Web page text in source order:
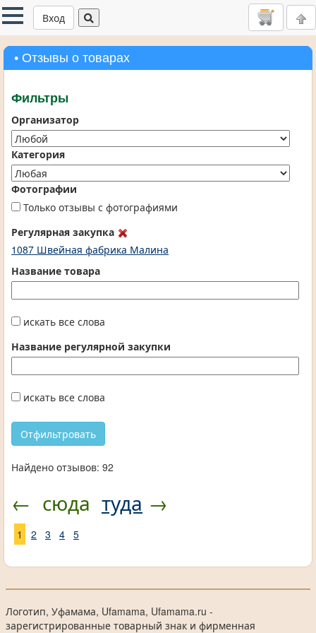
Вход
• Отзывы о товарах
Фильтры
Организатор
Категория
Фотографии
Только отзывы с фотографиями
Регулярная закупка
1087 Швейная фабрика Малина
Название товара
искать все слова
Название регулярной закупки
искать все слова
Найдено отзывов: 92
← сюда туда →
1 2 3 4 5
Логотип, Уфамама, Ufamama, Ufamama.ru -
зарегистрированные товарный знак и фирменная